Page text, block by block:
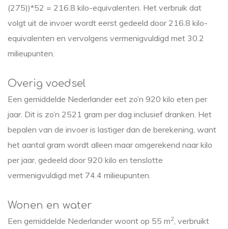
(275))*52 = 216.8 kilo-equivalenten. Het verbruik dat
volgt uit de invoer wordt eerst gedeeld door 216.8 kilo-
equivalenten en vervolgens vermenigvuldigd met 30.2
milieupunten.
Overig voedsel
Een gemiddelde Nederlander eet zo’n 920 kilo eten per
jaar. Dit is zo’n 2521 gram per dag inclusief dranken. Het
bepalen van de invoer is lastiger dan de berekening, want
het aantal gram wordt alleen maar omgerekend naar kilo
per jaar, gedeeld door 920 kilo en tenslotte
vermenigvuldigd met 74.4 milieupunten.
Wonen en water
Een gemiddelde Nederlander woont op 55 m2, verbruikt